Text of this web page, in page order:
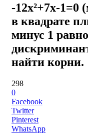
-12x²+7x-1=0
в квадрате
минус 1
найти корни.
298
0
Facebook
Twitter
Pinterest
WhatsApp